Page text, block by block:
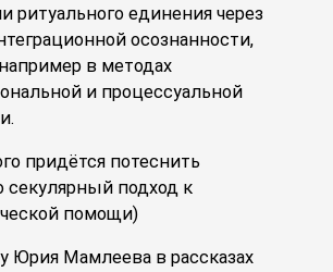
ритуального единения через
осознанности,
в методах
и процессуальной
придётся потеснить
секулярный подход к
помощи)
Юрия Мамлеева в рассказах